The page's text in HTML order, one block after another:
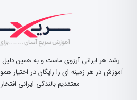
رشد هر ایرانی آرزوی ماست و به همین
آموزش در هر زمینه ای را رایگان در اختیار
معتقدیم بالندگی ایرانی